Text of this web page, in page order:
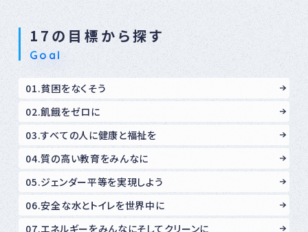
17の目標から探す
Goal
01.貧困をなくそう
02.飢餓をゼロに
03.すべての人に健康と福祉を
04.質の高い教育をみんなに
05.ジェンダー平等を実現しよう
06.安全な水とトイレを世界中に
07.エネルギーをみんなにそしてクリーンに